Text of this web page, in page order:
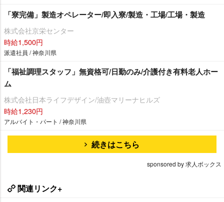
「寮完備」製造オペレーター/即入寮/製造・工場/工場・製造
株式会社京栄センター
時給1,500円
派遣社員 / 神奈川県
「福祉調理スタッフ」無資格可/日勤のみ/介護付き有料老人ホー
ム
株式会社日本ライフデザイン/油壺マリーナヒルズ
時給1,230円
アルバイト・パート / 神奈川県
続きはこちら
sponsored by 求人ボックス
関連リンク+